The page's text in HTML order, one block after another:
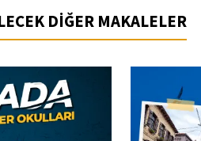
DİĞER MAKALELER